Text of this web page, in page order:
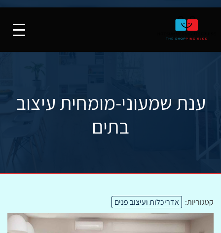
ענת שמעוני-מומחית עיצוב
בתים
קטגוריות: אדריכלות ועיצוב פנים